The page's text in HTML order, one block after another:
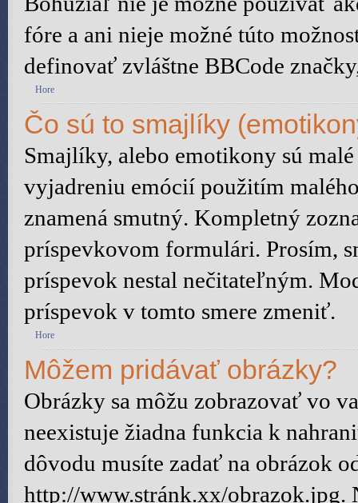
fóre a ani nieje možné túto
definovať zvláštne BBCode
Hore
Čo sú to smajlíky
Smajlíky, alebo emotikony sú
vyjadreniu emócií použitím
znamená smutný. Kompletný
príspevkovom formulári. Prosím,
príspevok nestal nečitateľným.
príspevok v tomto smere zmeniť.
Hore
Môžem pridávať obrázky?
Obrázky sa môžu zobrazovať vo
neexistuje žiadna funkcia k
dôvodu musíte zadať na obrázok
http://www.stránk.xx/obrazok.jpg.